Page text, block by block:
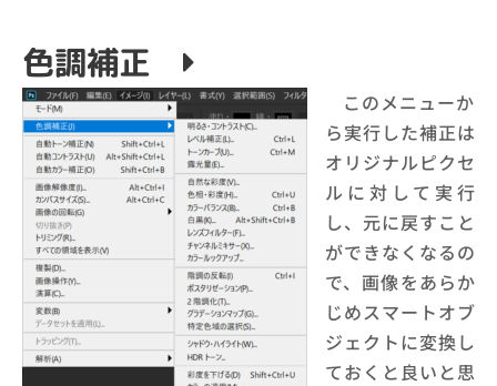
色調補正
このメニューか
ら実行した補正は
オリジナルピクセ
ルに対して実行
し、元に戻すこと
ができなくなるの
で、画像をあらか
じめスマートオブ
ジェクトに変換し
ておくと良いと思